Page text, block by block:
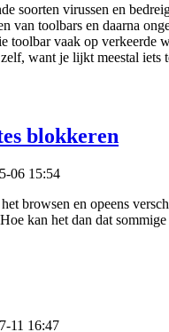
soorten virussen en
van toolbars en daarna
toolbar vaak op verkeerde
want je lijkt meestal
blokkeren
06 15:54
browsen en opeens
kan het dan dat
11 16:47